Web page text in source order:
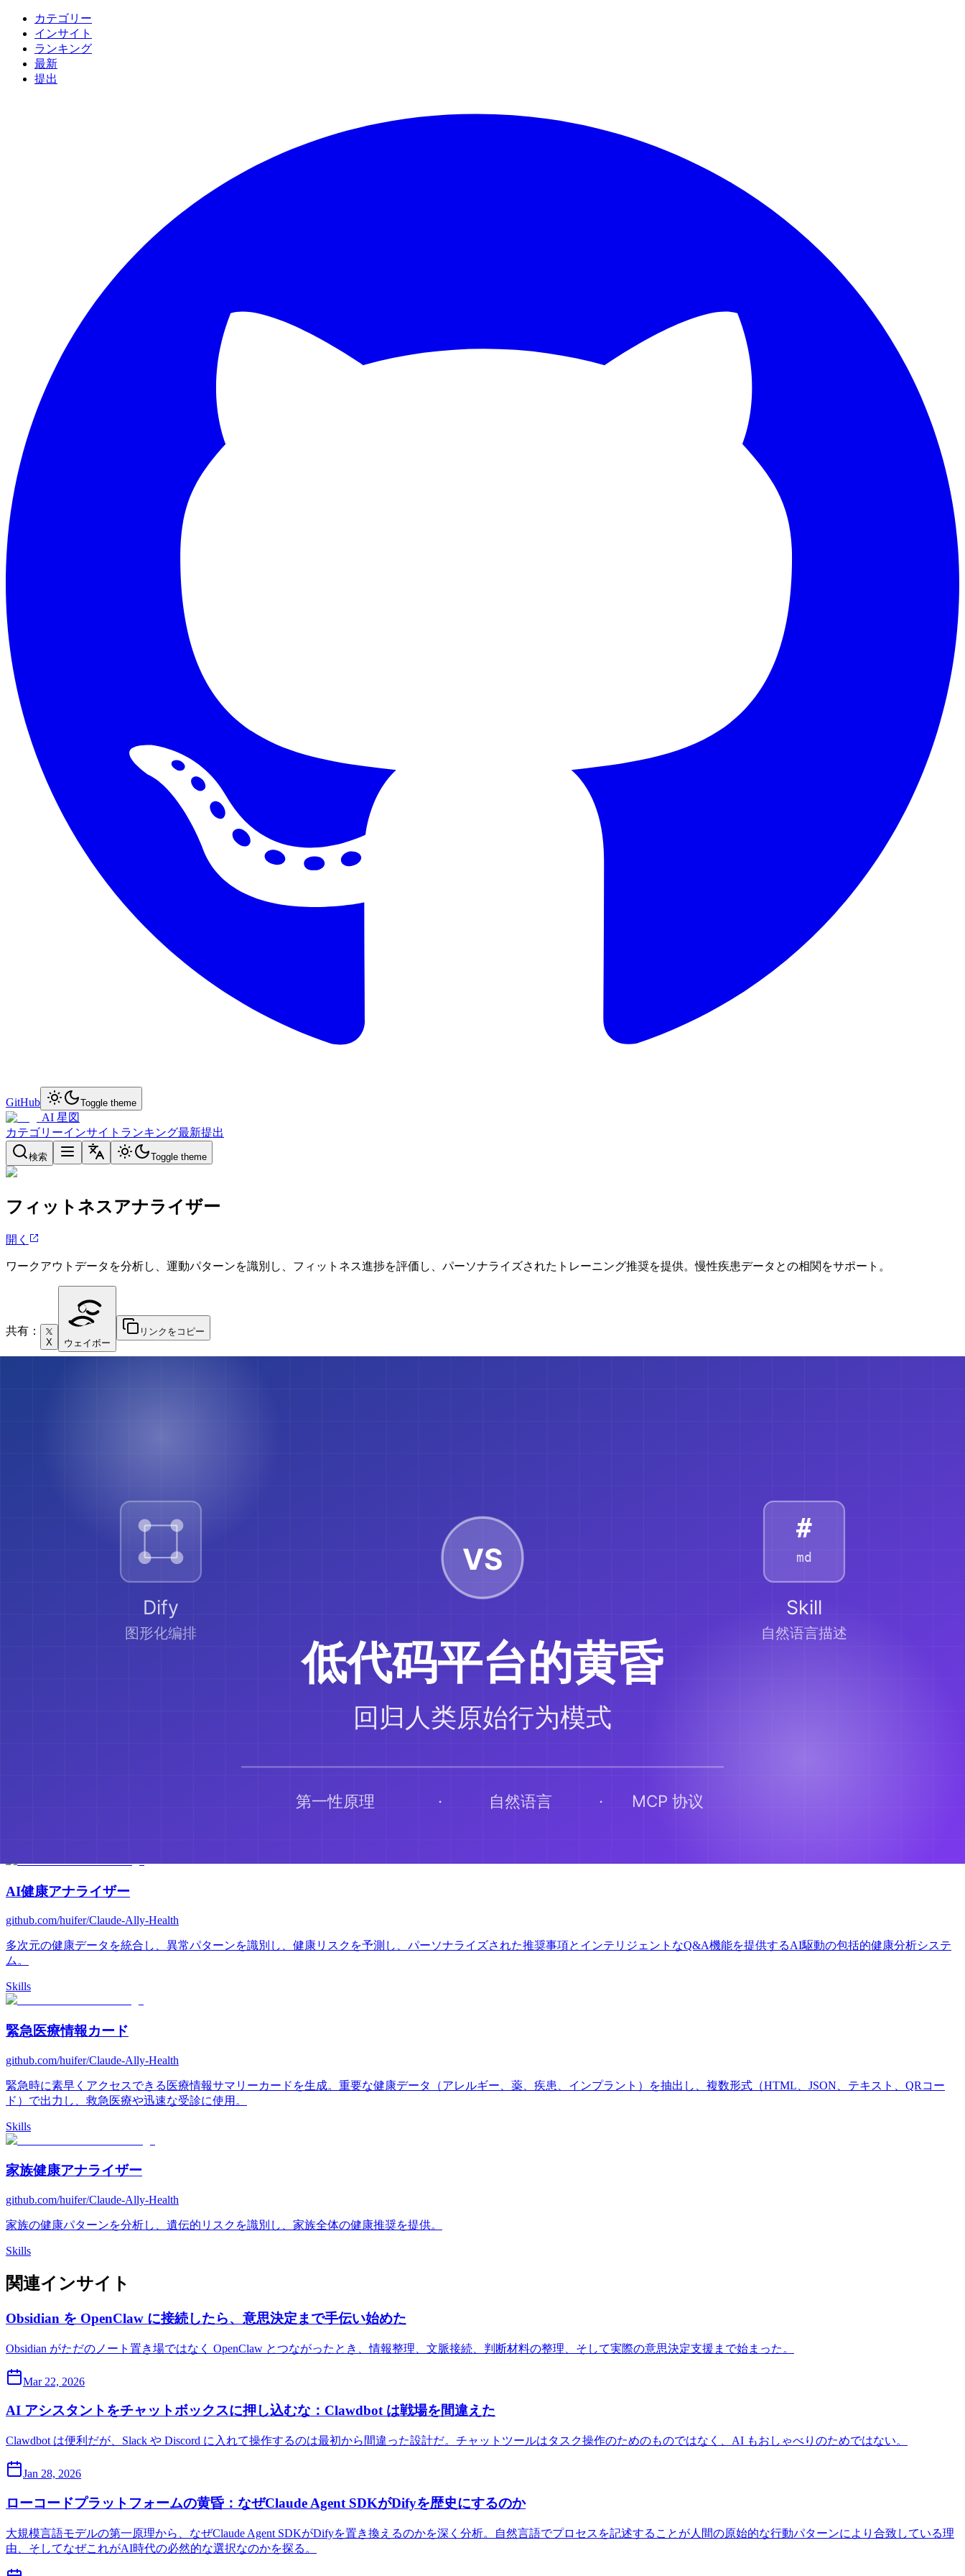
カテゴリー
インサイト
ランキング
最新
提出
GitHub Toggle theme
AI 星図
カテゴリーインサイト ランキング最新提出
検索 Toggle theme
フィットネスアナライザー
開く
ワークアウトデータを分析し、運動パターンを識別し、フィットネス進捗を評価し、パーソナライズされたトレーニング推奨を提供。慢性疾患データとの相関をサポート。
共有：
X ウェイボー
リンクをコピー
ワークアウト習慣分析（タイミング、頻度、休息日）
トレーニング負荷管理と回復追跡
健康指標との相関（体重、睡眠、気分、慢性疾患）
アスリート、フィットネス愛好家、リハビリ患者、運動を管理する慢性疾患患者。
❌ 運動プログラムを処方できない ✅ ワークアウトパターンと進捗を追跡できる ✅ データに基づく運動調整を推奨できる
まだコメントがありません。最初のコメントを投稿してください！
AI健康アナライザー
github.com/huifer/Claude-Ally-Health
多次元の健康データを統合し、異常パターンを識別し、健康リスクを予測し、パーソナライズされた推奨事項とインテリジェントなQ&A機能を提供するAI駆動の包括的健康分析システ
ム。
Skills
緊急医療情報カード
github.com/huifer/Claude-Ally-Health
緊急時に素早くアクセスできる医療情報サマリーカードを生成。重要な健康データ（アレルギー、薬、疾患、インプラント）を抽出し、複数形式（HTML、JSON、テキスト、QRコー
ド）で出力し、救急医療や迅速な受診に使用。
Skills
家族健康アナライザー
github.com/huifer/Claude-Ally-Health
家族の健康パターンを分析し、遺伝的リスクを識別し、家族全体の健康推奨を提供。
Skills
関連インサイト
Obsidian を OpenClaw に接続したら、意思決定まで手伝い始めた
Obsidian がただのノート置き場ではなく OpenClaw とつながったとき、情報整理、文脈接続、判断材料の整理、そして実際の意思決定支援まで始まった。
Mar 22, 2026
AI アシスタントをチャットボックスに押し込むな：Clawdbot は戦場を間違えた
Clawdbot は便利だが、Slack や Discord に入れて操作するのは最初から間違った設計だ。チャットツールはタスク操作のためのものではなく、AI もおしゃべりのためではない。
Jan 28, 2026
ローコードプラットフォームの黄昏：なぜClaude Agent SDKがDifyを歴史にするのか
大規模言語モデルの第一原理から、なぜClaude Agent SDKがDifyを置き換えるのかを深く分析。自然言語でプロセスを記述することが人間の原始的な行動パターンにより合致している理
由、そしてなぜこれがAI時代の必然的な選択なのかを探る。